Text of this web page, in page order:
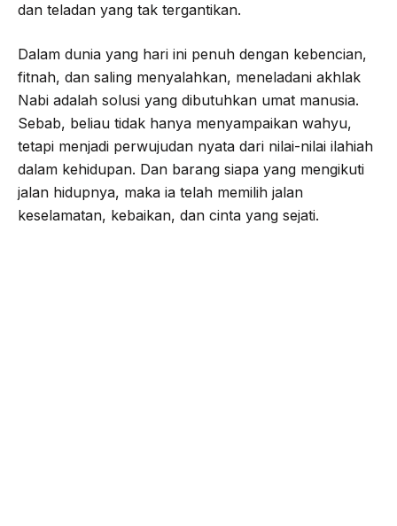
dan teladan yang tak tergantikan.
Dalam dunia yang hari ini penuh dengan kebencian,
fitnah, dan saling menyalahkan, meneladani akhlak
Nabi adalah solusi yang dibutuhkan umat manusia.
Sebab, beliau tidak hanya menyampaikan wahyu,
tetapi menjadi perwujudan nyata dari nilai-nilai ilahiah
dalam kehidupan. Dan barang siapa yang mengikuti
jalan hidupnya, maka ia telah memilih jalan
keselamatan, kebaikan, dan cinta yang sejati.